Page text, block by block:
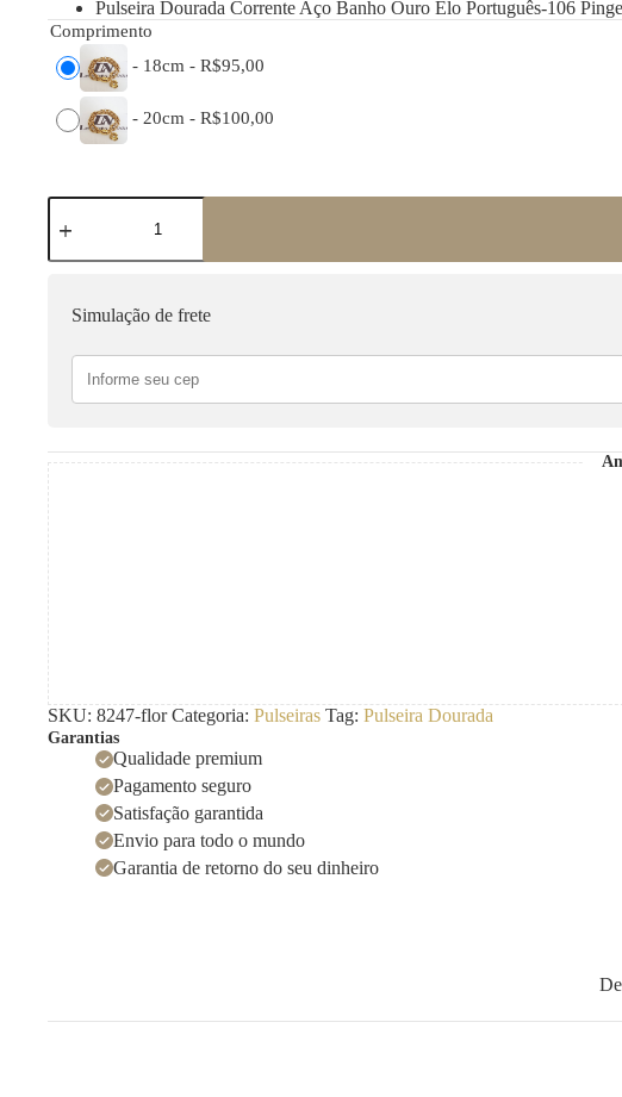
Pulseira Dourada Corrente Aço Banho Ouro Elo Português-106
Comprimento
- 18cm - R$95,00
- 20cm - R$100,00
Pulseira
Pingente
Banho
Corrente
Aço
quantidade
Simulação de frete
SKU: 8247-flor Categoria: Pulseiras Tag: Pulseira Dourada
Garantias
Qualidade premium
Pagamento seguro
Satisfação garantida
Envio para todo o mundo
Garantia de retorno do seu dinheiro